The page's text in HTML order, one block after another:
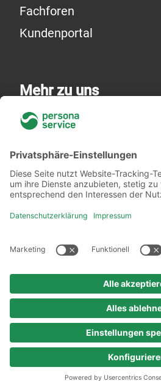
Fachforen
Kundenportal
Mehr zu uns
Über uns
Akademie
Rechtliches
Datenschutzerklärung
Urheberrechtshinweis
© 2025